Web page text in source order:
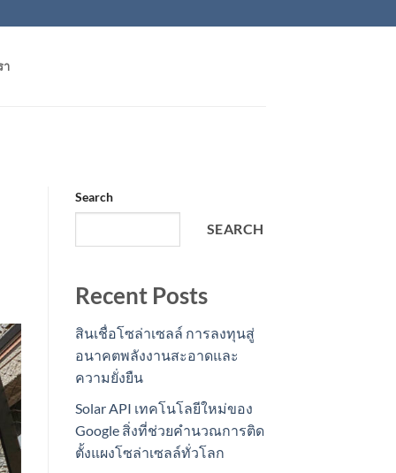
า
Search
SEARCH
Recent Posts
สินเชื่อโซล่าเซลล์ การลงทุนสู่
อนาคตพลังงานสะอาดและ
ความยั่งยืน
Solar API เทคโนโลยีใหม่ของ
Google สิ่งที่ช่วยคำนวณการติด
ตั้งแผงโซล่าเซลล์ทั่วโลก